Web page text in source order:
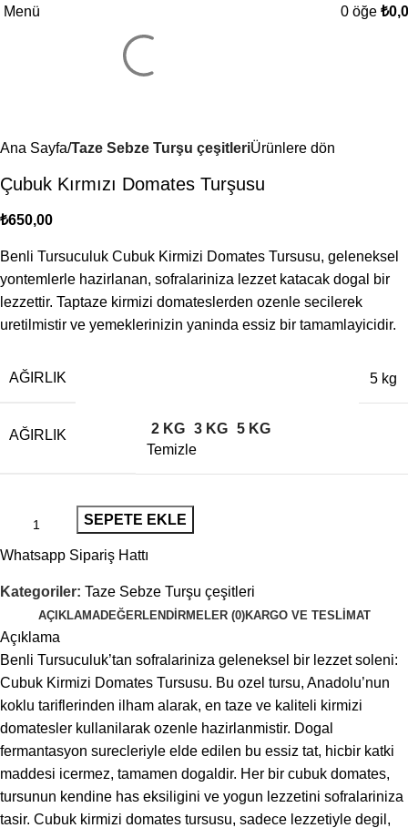
Menü 0 öğe ₺
Ana Sayfa Taze Sebze Turşu çeşitleriÜrünlere dön
Çubuk Kırmızı Domates Turşusu
₺
Benli Tursuculuk Cubuk Kirmizi Domates Tursusu, geleneksel
yontemlerle hazirlanan, sofralariniza lezzet katacak dogal bir
lezzettir. Taptaze kirmizi domateslerden ozenle secilerek
uretilmistir ve yemeklerinizin yaninda essiz bir tamamlayicidir.
AĞIRLIK 5 kg
AĞIRLIK 2 KG 3 KG 5 KG
Temizle
SEPETE EKLE
Whatsapp Sipariş Hattı
Kategoriler: Taze Sebze Turşu çeşitleri
AÇIKLAMADEĞERLENDIRMELER (0)KARGO VE TESLIMAT
Açıklama
Benli Tursuculuk’tan sofralariniza geleneksel bir lezzet soleni:
Cubuk Kirmizi Domates Tursusu. Bu ozel tursu, Anadolu’nun
koklu tariflerinden ilham alarak, en taze ve kaliteli kirmizi
domatesler kullanilarak ozenle hazirlanmistir. Dogal
fermantasyon surecleriyle elde edilen bu essiz tat, hicbir katki
maddesi icermez, tamamen dogaldir. Her bir cubuk domates,
tursunun kendine has eksiligini ve yogun lezzetini sofralariniza
tasir. Cubuk kirmizi domates tursusu, sadece lezzetiyle degil,